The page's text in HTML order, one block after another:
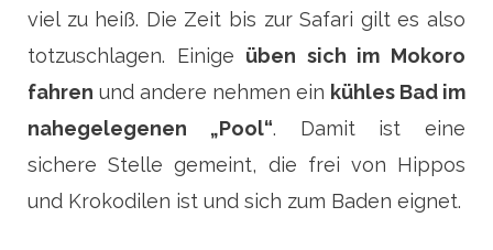
viel zu heiß. Die Zeit bis zur Safari gilt es also
totzuschlagen. Einige üben sich im Mokoro
fahren und andere nehmen ein kühles Bad im
nahegelegenen „Pool“. Damit ist eine
sichere Stelle gemeint, die frei von Hippos
und Krokodilen ist und sich zum Baden eignet.